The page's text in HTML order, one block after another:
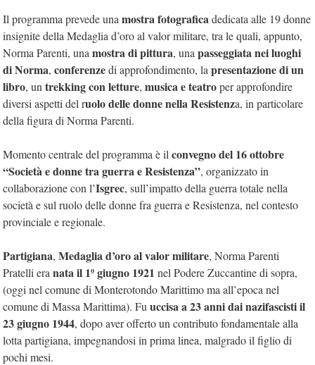
Il programma prevede una mostra fotograficadedicata alle 19 donne
insignite della Medaglia d’oro al valor militare, tra le quali, appunto,
Norma Parenti, una mostra di pittura, una passeggiata nei luoghi
di Norma, conferenzedi approfondimento, la presentazione di un
libro, un trekking con letture, musica e teatroper approfondire
diversi aspetti del ruolo delle donne nella Resistenza, in particolare
della figura di Norma Parenti.
Momento centrale del programma è il convegno del 16 ottobre
“Società e donne tra guerra e Resistenza”, organizzato in
collaborazione con l’Isgrec, sull’impatto della guerra totale nella
società e sul ruolo delle donne fra guerra e Resistenza, nel contesto
provinciale e regionale.
Partigiana, Medaglia d’oro al valor militare, Norma Parenti
Pratelli era nata il 1º giugno 1921 nel Podere Zuccantine di sopra,
(oggi nel comune di Monterotondo Marittimo ma all’epoca nel
comune di Massa Marittima). Fu uccisa a 23 anni dai nazifascisti il
23 giugno 1944, dopo aver offerto un contributo fondamentale alla
lotta partigiana, impegnandosi in prima linea, malgrado il figlio di
pochi mesi.